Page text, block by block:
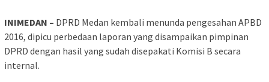
INIMEDAN – DPRD Medan kembali menunda pengesahan APBD
2016, dipicu perbedaan laporan yang disampaikan pimpinan
DPRD dengan hasil yang sudah disepakati Komisi B secara
internal.